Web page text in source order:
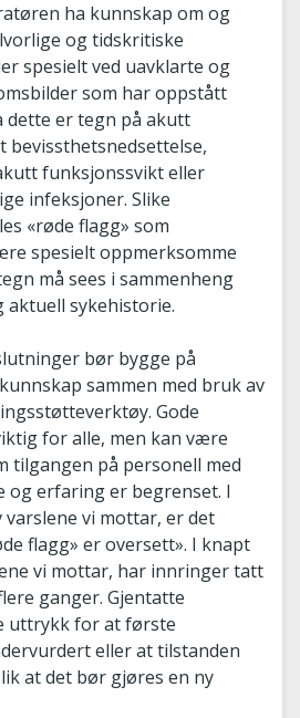
ha kunnskap om og
og tidskritiske
spesielt ved uavklarte og
som har oppstått
dette er tegn på akutt
bevissthetsnedsettelse,
funksjonssvikt eller
infeksjoner. Slike
«røde flagg» som
spesielt oppmerksomme
må sees i sammenheng
aktuell sykehistorie.
bør bygge på
sammen med bruk av
Gode
for alle, men kan være
tilgangen på personell med
og erfaring er begrenset. I
vi mottar, er det
flagg» er oversett». I knapt
vi mottar, har innringer tatt
ganger. Gjentatte
uttrykk for at første
eller at tilstanden
at det bør gjøres en ny